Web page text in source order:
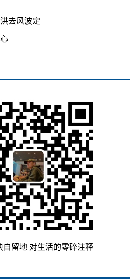
去风波定
自留地 对生活的零碎注释